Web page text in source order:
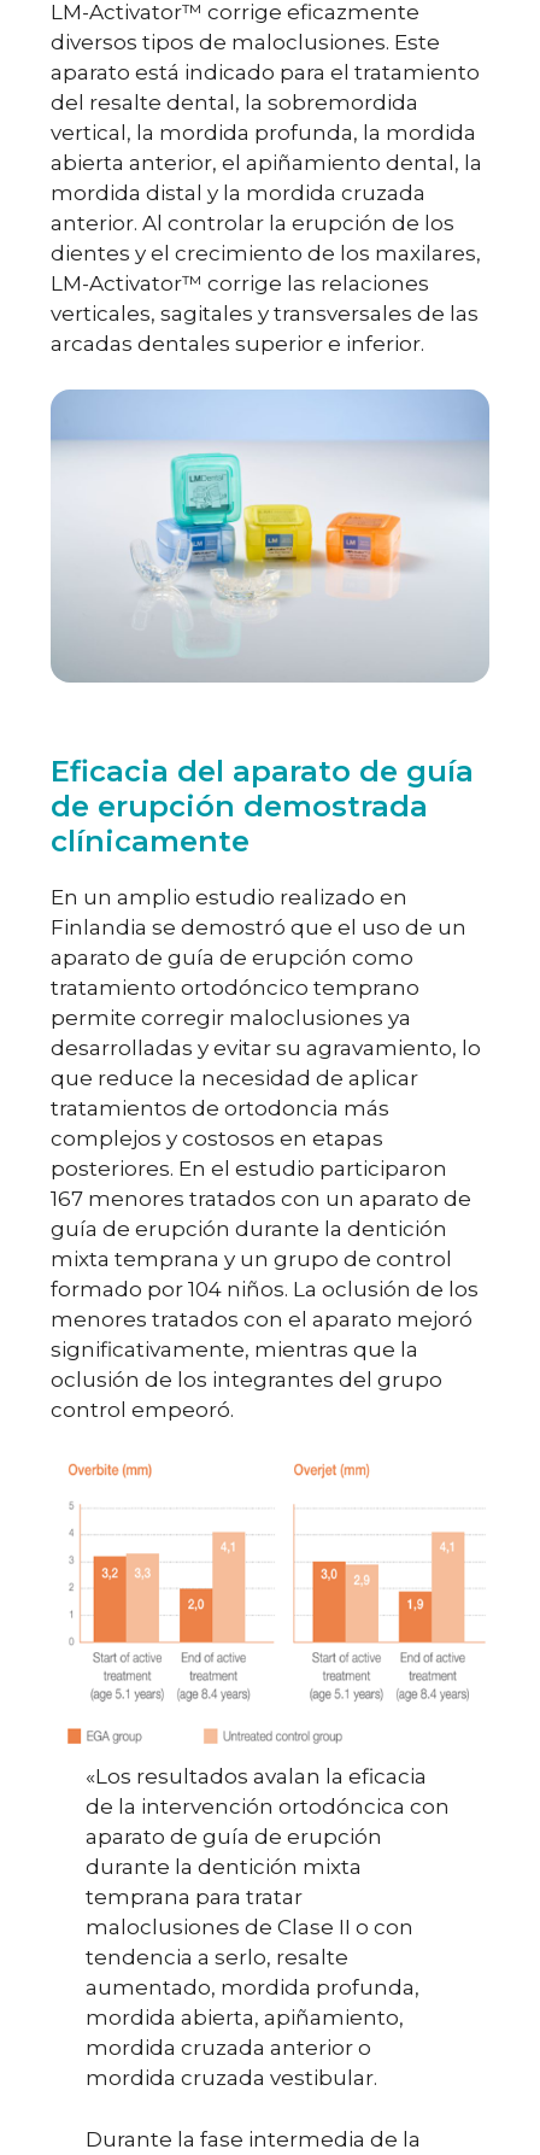
LM-Activator™ corrige eficazmente
diversos tipos de maloclusiones. Este
aparato está indicado para el tratamiento
del resalte dental, la sobremordida
vertical, la mordida profunda, la mordida
abierta anterior, el apiñamiento dental, la
mordida distal y la mordida cruzada
anterior. Al controlar la erupción de los
dientes y el crecimiento de los maxilares,
LM-Activator™ corrige las relaciones
verticales, sagitales y transversales de las
arcadas dentales superior e inferior.
Eficacia del aparato de guía
de erupción demostrada
clínicamente
En un amplio estudio realizado en
Finlandia se demostró que el uso de un
aparato de guía de erupción como
tratamiento ortodóncico temprano
permite corregir maloclusiones ya
desarrolladas y evitar su agravamiento, lo
que reduce la necesidad de aplicar
tratamientos de ortodoncia más
complejos y costosos en etapas
posteriores. En el estudio participaron
167 menores tratados con un aparato de
guía de erupción durante la dentición
mixta temprana y un grupo de control
formado por 104 niños. La oclusión de los
menores tratados con el aparato mejoró
significativamente, mientras que la
oclusión de los integrantes del grupo
control empeoró.
«Los resultados avalan la eficacia
de la intervención ortodóncica con
aparato de guía de erupción
durante la dentición mixta
temprana para tratar
maloclusiones de Clase II o con
tendencia a serlo, resalte
aumentado, mordida profunda,
mordida abierta, apiñamiento,
mordida cruzada anterior o
mordida cruzada vestibular.
Durante la fase intermedia de la